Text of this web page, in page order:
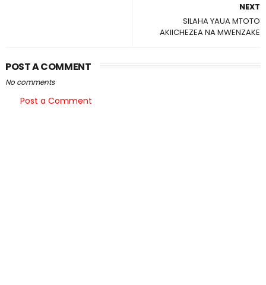
NEXT
SILAHA YAUA MTOTO
AKIICHEZEA NA MWENZAKE
POST A COMMENT
No comments
Post a Comment